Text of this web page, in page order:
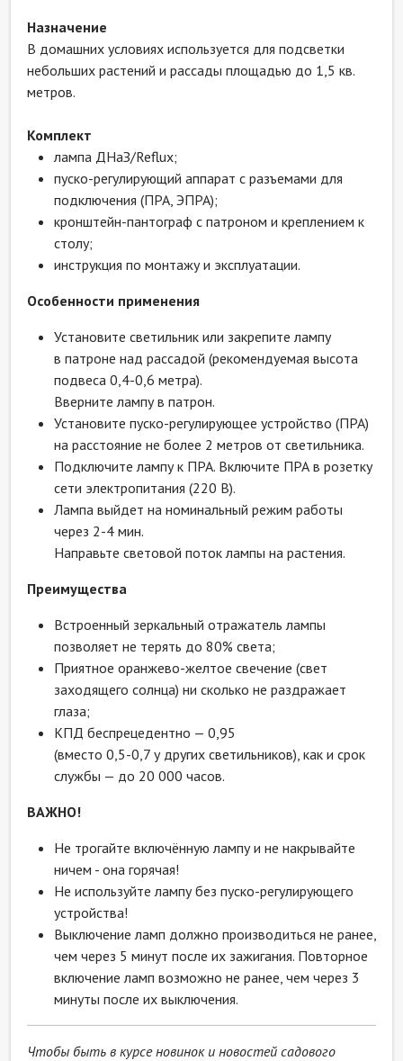
Назначение
В домашних условиях используется для подсветки
небольших растений и рассады площадью до 1,5 кв.
метров.
Комплект
лампа ДНаЗ/Reflux;
пуско-регулирующий аппарат с разъемами для
подключения (ПРА, ЭПРА);
кронштейн-пантограф с патроном и креплением к
столу;
инструкция по монтажу и эксплуатации.
Особенности применения
Установите светильник или закрепите лампу
в патроне над рассадой (рекомендуемая высота
подвеса 0,4-0,6 метра).
Вверните лампу в патрон.
Установите пуско-регулирующее устройство (ПРА)
на расстояние не более 2 метров от светильника.
Подключите лампу к ПРА. Включите ПРА в розетку
сети электропитания (220 В).
Лампа выйдет на номинальный режим работы
через 2-4 мин.
Направьте световой поток лампы на растения.
Преимущества
Встроенный зеркальный отражатель лампы
позволяет не терять до 80% света;
Приятное оранжево-желтое свечение (свет
заходящего солнца) ни сколько не раздражает
глаза;
КПД беспрецедентно — 0,95
(вместо 0,5-0,7 удругих светильников), как и срок
службы — до 20 000 часов.
ВАЖНО!
Не трогайте включённую лампу и не накрывайте
ничем - она горячая!
Не используйте лампу без пуско-регулирующего
устройства!
Выключение ламп должно производиться не ранее,
чем через 5 минут после их зажигания. Повторное
включение ламп возможно не ранее, чем через 3
минуты после их выключения.
Чтобы быть в курсе новинок и новостей садового